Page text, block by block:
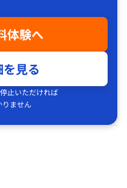
体験へ
見る
止いただければ
りません